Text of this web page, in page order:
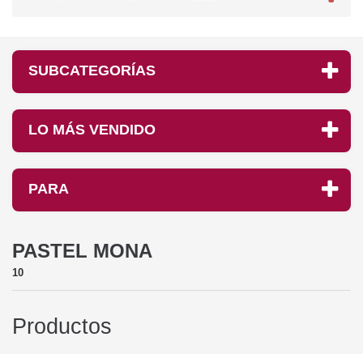
SUBCATEGORÍAS
LO MÁS VENDIDO
PARA
PASTEL MONA
10
Productos